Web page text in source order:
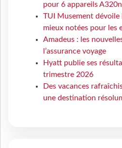
pour 6 appareils
TUI Musement dévoile
mieux notées pour les
Amadeus : les
l’assurance voyage
Hyatt publie ses
trimestre 2026
Des vacances
une destination